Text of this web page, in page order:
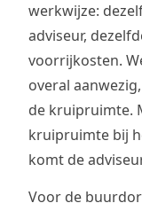
werkwijze:
adviseur,
voorrijkosten.
overal
de kruipruimte.
kruipruimte bij
komt de
Voor de